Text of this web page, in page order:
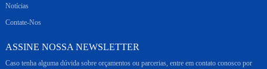
Notícias
Contate-Nos
ASSINE NOSSA NEWSLETTER
Caso tenha alguma dúvida sobre orçamentos ou parcerias, entre em contato conosco por